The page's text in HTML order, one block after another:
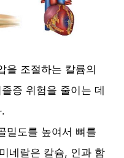
을 조절하는 칼륨의
증 위험을 줄이는 데
밀도를 높여서 뼈를
네랄은 칼슘, 인과 함